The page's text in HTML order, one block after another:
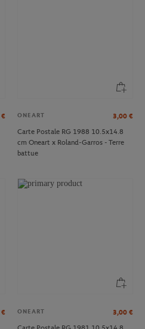
€
ONEART 3,00 €
Carte Postale RG 1988 10.5x14.8
cm Oneart x Roland-Garros - Terre
battue
€
ONEART 3,00 €